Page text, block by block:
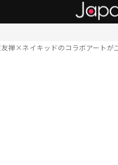
禅×ネイキッドのコラボアートが